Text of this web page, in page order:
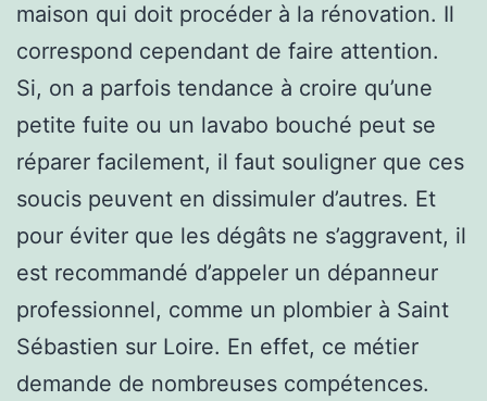
maison qui doit procéder à la rénovation. Il
correspond cependant de faire attention.
Si, on a parfois tendance à croire qu’une
petite fuite ou un lavabo bouché peut se
réparer facilement, il faut souligner que ces
soucis peuvent en dissimuler d’autres. Et
pour éviter que les dégâts ne s’aggravent, il
est recommandé d’appeler un dépanneur
professionnel, comme un plombier à Saint
Sébastien sur Loire. En effet, ce métier
demande de nombreuses compétences.